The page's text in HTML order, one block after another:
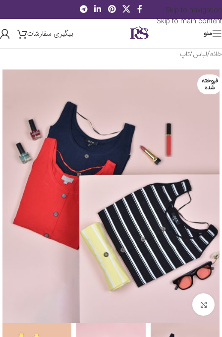
Skip to navigation
Skip to main content
منو
پیگیری سفارشات
خانه/لباس/تاپ
فروخته
شده
برای بزرگنمایی کلیک کنید